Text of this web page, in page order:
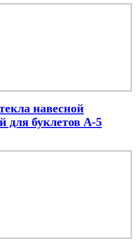
навесной
для буклетов А-5